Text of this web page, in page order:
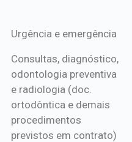
*Procedimentos Amil
Urgência e emergência
Consultas, diagnóstico,
odontologia preventiva
e radiologia (doc.
ortodôntica e demais
procedimentos
previstos em contrato)